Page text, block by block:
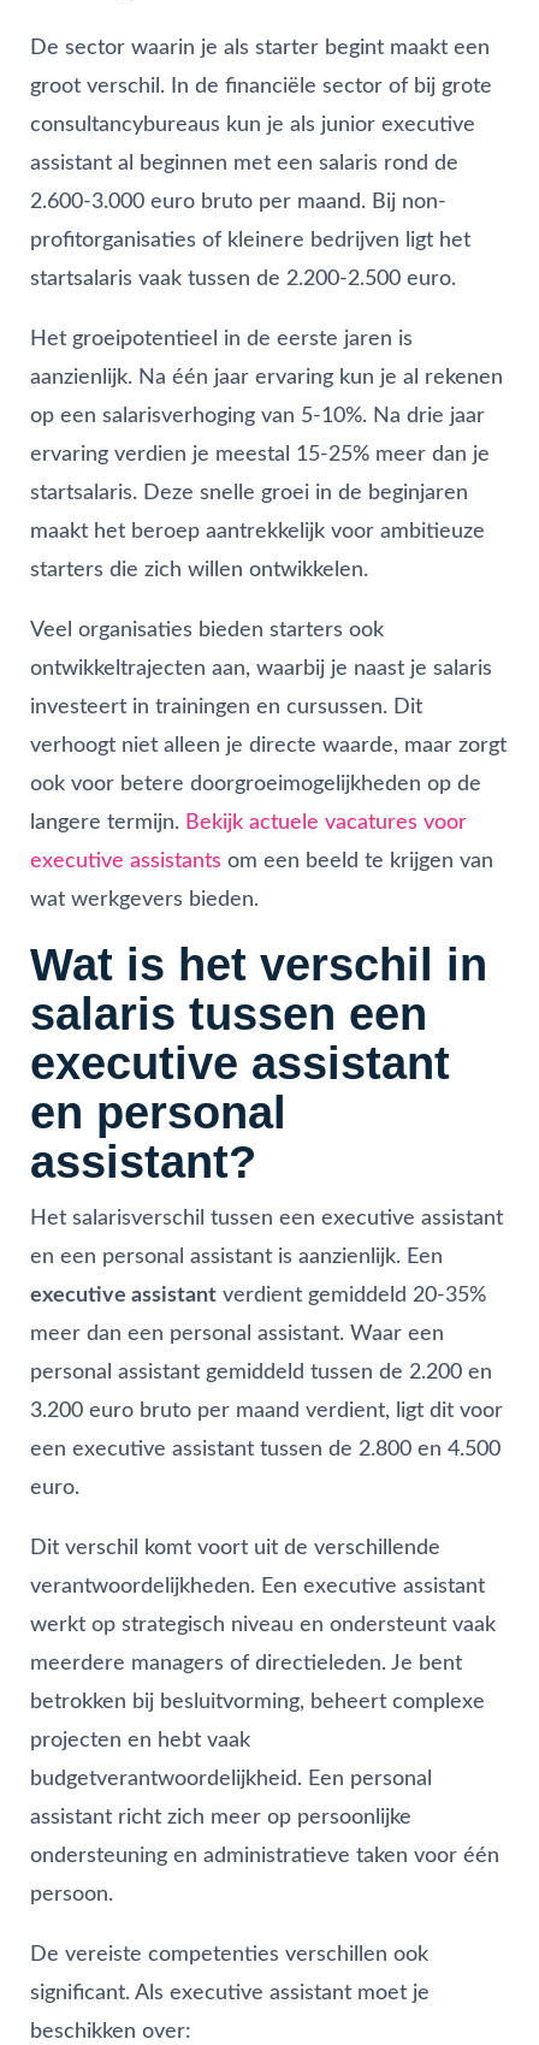
De sector waarin je als starter begint maakt een
groot verschil. In de financiële sector of bij grote
consultancybureaus kun je als junior executive
assistant al beginnen met een salaris rond de
2.600-3.000 euro bruto per maand. Bij non-
profitorganisaties of kleinere bedrijven ligt het
startsalaris vaak tussen de 2.200-2.500 euro.
Het groeipotentieel in de eerste jaren is
aanzienlijk. Na één jaar ervaring kun je al rekenen
op een salarisverhoging van 5-10%. Na drie jaar
ervaring verdien je meestal 15-25% meer dan je
startsalaris. Deze snelle groei in de beginjaren
maakt het beroep aantrekkelijk voor ambitieuze
starters die zich willen ontwikkelen.
Veel organisaties bieden starters ook
ontwikkeltrajecten aan, waarbij je naast je salaris
investeert in trainingen en cursussen. Dit
verhoogt niet alleen je directe waarde, maar zorgt
ook voor betere doorgroeimogelijkheden op de
langere termijn. Bekijk actuele vacatures voor
executive assistants om een beeld te krijgen van
wat werkgevers bieden.
Wat is het verschil in
salaris tussen een
executive assistant
en personal
assistant?
Het salarisverschil tussen een executive assistant
en een personal assistant is aanzienlijk. Een
executive assistant verdient gemiddeld 20-35%
meer dan een personal assistant. Waar een
personal assistant gemiddeld tussen de 2.200 en
3.200 euro bruto per maand verdient, ligt dit voor
een executive assistant tussen de 2.800 en 4.500
euro.
Dit verschil komt voort uit de verschillende
verantwoordelijkheden. Een executive assistant
werkt op strategisch niveau en ondersteunt vaak
meerdere managers of directieleden. Je bent
betrokken bij besluitvorming, beheert complexe
projecten en hebt vaak
budgetverantwoordelijkheid. Een personal
assistant richt zich meer op persoonlijke
ondersteuning en administratieve taken voor één
persoon.
De vereiste competenties verschillen ook
significant. Als executive assistant moet je
beschikken over: